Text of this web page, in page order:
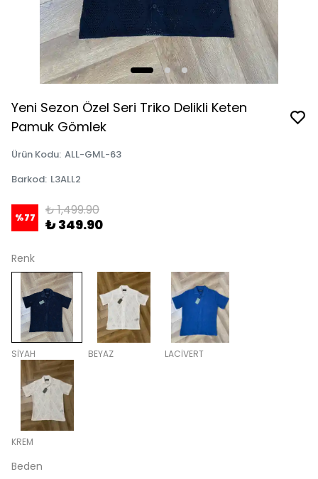
Yeni Sezon Özel Seri Triko Delikli Keten
Pamuk Gömlek
Ürün Kodu: ALL-GML-63
Barkod: L3ALL2
%77 ₺ 1,499.90
₺ 349.90
Renk
SİYAH BEYAZ LACİVERT
KREM
Beden